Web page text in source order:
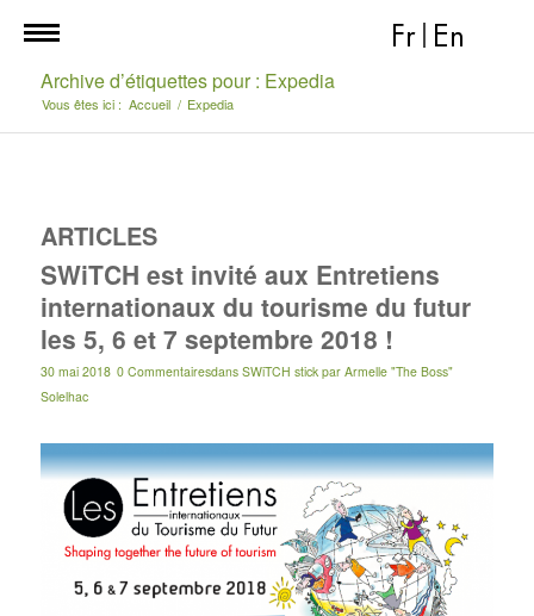
Fr En
Archive d’étiquettes pour : Expedia
Vous êtes ici : Accueil / Expedia
ARTICLES
SWiTCH est invité aux Entretiens
internationaux du tourisme du futur
les 5, 6 et 7 septembre 2018 !
30 mai 2018 0 Commentairesdans SWiTCH stick par Armelle "The Boss"
Solelhac